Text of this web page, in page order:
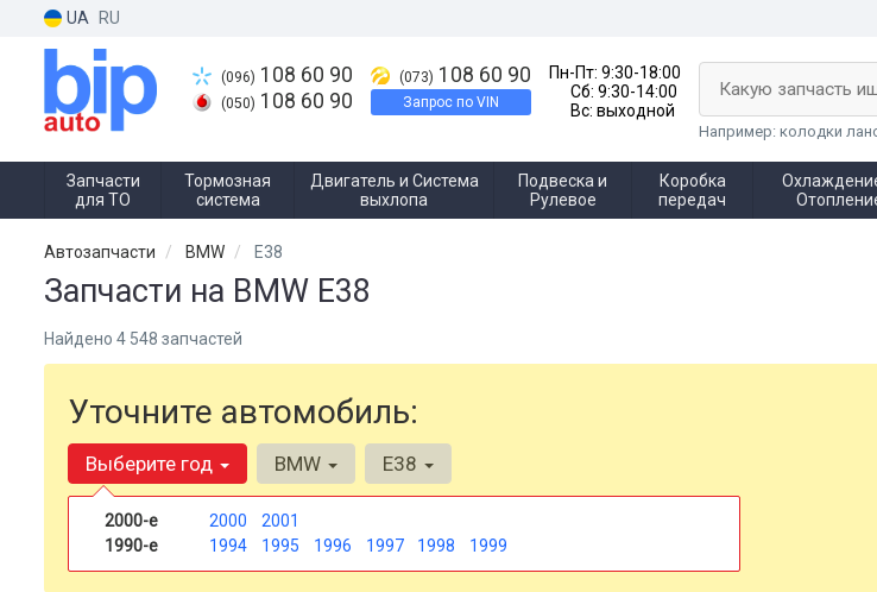
UA RU
(096) 108 60 90
(050) 108 60 90
(073) 108 60 90
Запрос по VIN
Пн-Пт: 9:30-18:00
Сб: 9:30-14:00
Вс: выходной
Какую запчасть
Например: колодки
Запчасти
для ТО
Тормозная
система
Двигатель и Система
выхлопа
Подвеска и
Рулевое
Коробка
передач
Автозапчасти BMW E38
Запчасти на BMW E38
Найдено 4 548 запчастей
Уточните автомобиль:
Выберите год
2000-е 2000
2001
1990-е
1994 1995 1996 1997 1998 1999
BMW E38